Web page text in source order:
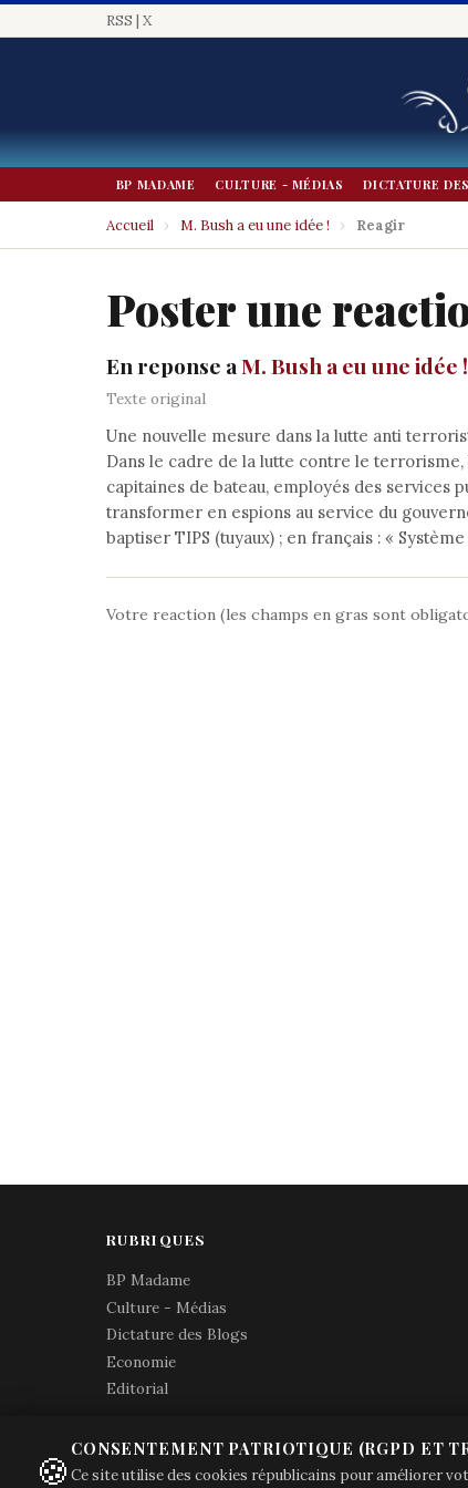
RSS | X
BP MADAME CULTURE - MÉDIAS DICTATURE
Accueil › M. Bush a eu une idée ! › Reagir
Poster une
En reponse aM. Bush a eu une idée !
Texte original
Une nouvelle mesure dans la lutte anti
Dans le cadre de la lutte contre le
capitaines de bateau, employés des services
transformer en espions au service du
baptiser TIPS (tuyaux) ; en français : «
Votre reaction (les champs en gras sont
RUBRIQUES
BP Madame
Culture - Médias
Dictature des Blogs
Economie
Editorial
🍪
CONSENTEMENT PATRIOTIQUE (RGPD ET
Ce site utilise des cookies républicains pour améliorer